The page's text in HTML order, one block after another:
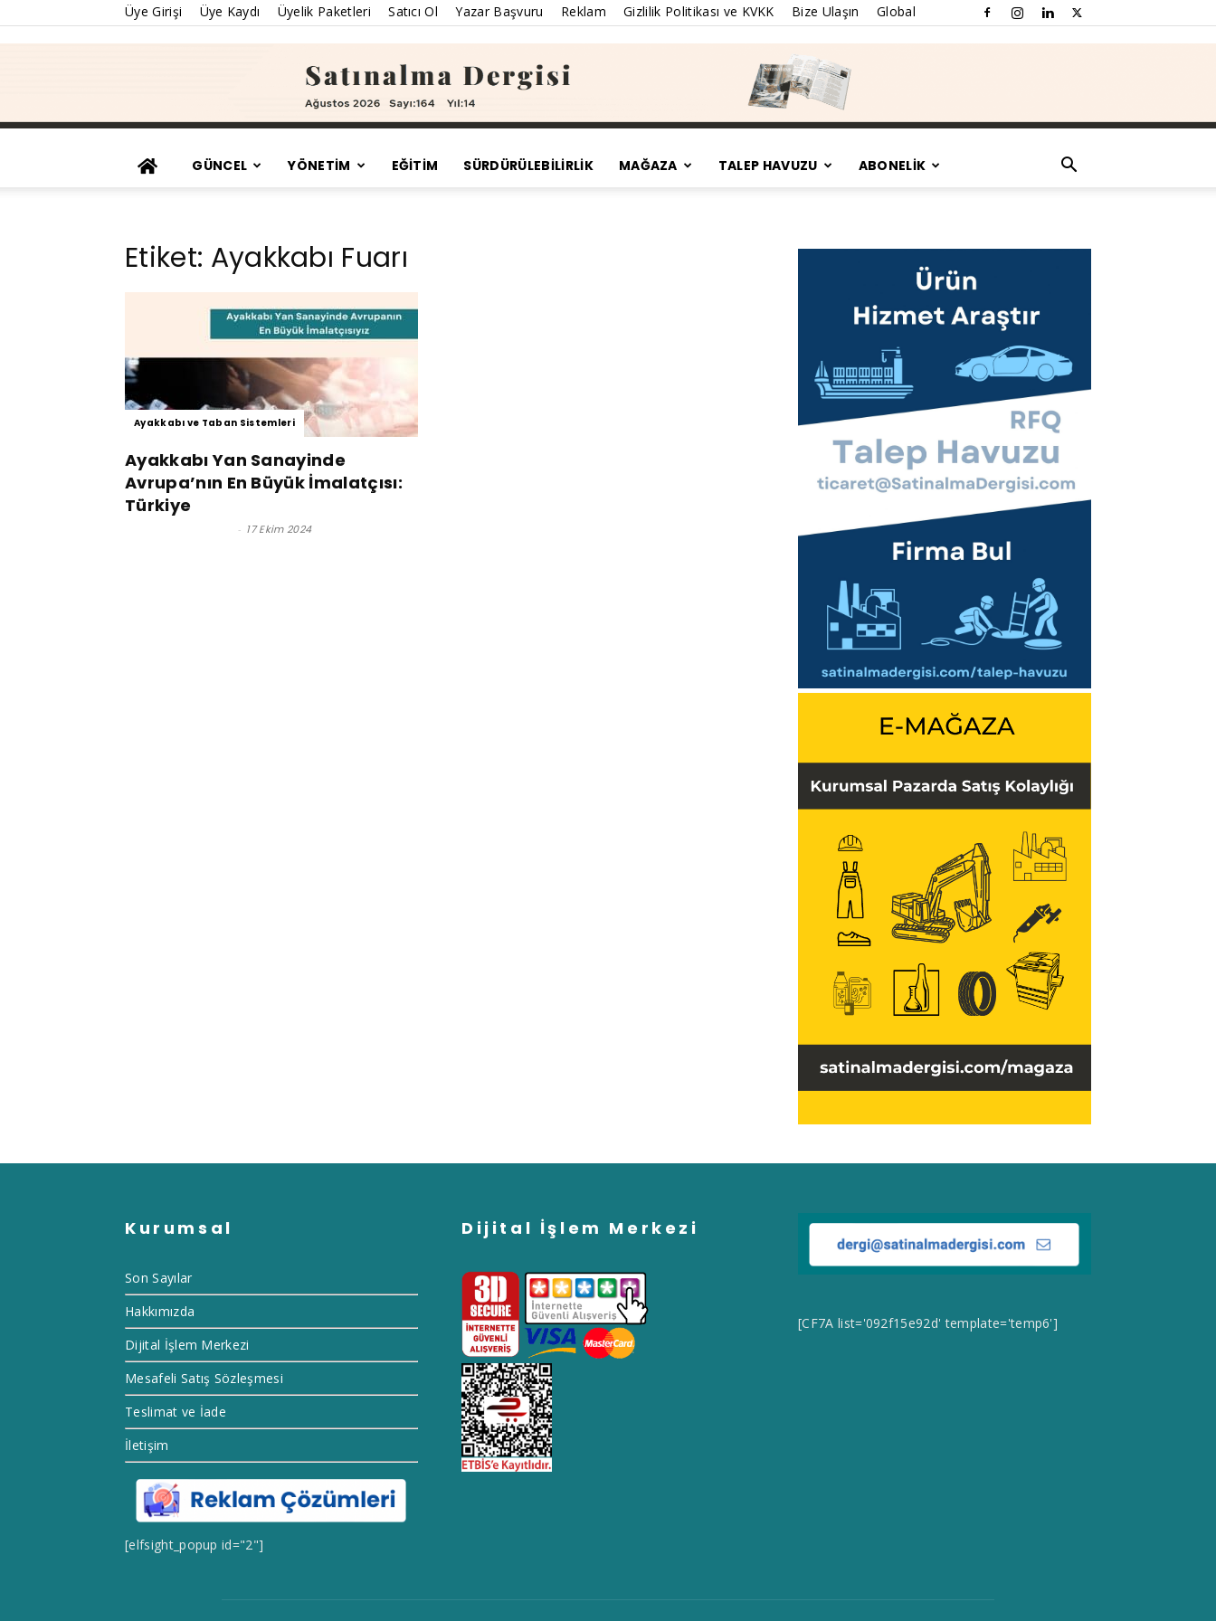
Üye Girişi Üye Kaydı Üyelik Paketleri Satıcı Ol Yazar Başvuru Reklam Gizlilik Politikası ve KVKK Bize Ulaşın Global
GÜNCEL YÖNETİM EĞİTİM SÜRDÜRÜLEBILIRLIK MAĞAZA TALEP HAVUZU ABONELİK
Etiket: Ayakkabı Fuarı
Ayakkabı ve Taban Sistemleri
Ayakkabı Yan Sanayinde
Avrupa’nın En Büyük İmalatçısı:
Türkiye
- 17 Ekim 2024
Kurumsal
Son Sayılar
Hakkımızda
Dijital İşlem Merkezi
Mesafeli Satış Sözleşmesi
Teslimat ve İade
İletişim
[elfsight_popup id="2"]
Dijital İşlem Merkezi
[CF7A list='092f15e92d' template='temp6']